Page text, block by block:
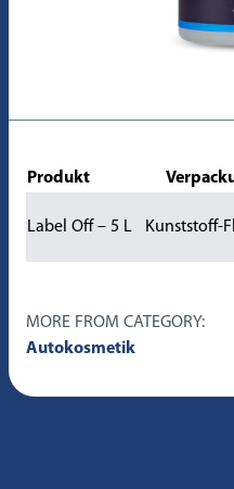
Produkt
Label Off – 5 L Kunststoff-
MORE FROM CATEGORY:
Autokosmetik